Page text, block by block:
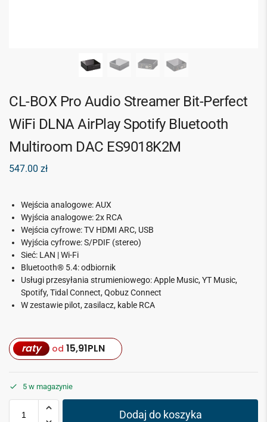
CL-BOX Pro Audio Streamer Bit-Perfect
WiFi DLNA AirPlay Spotify Bluetooth
Multiroom DAC ES9018K2M
547.00 zł
Wejścia analogowe: AUX
Wyjścia analogowe: 2x RCA
Wejścia cyfrowe: TV HDMI ARC, USB
Wyjścia cyfrowe: S/PDIF (stereo)
Sieć: LAN | Wi-Fi
Bluetooth® 5.4: odbiornik
Usługi przesyłania strumieniowego: Apple Music, YT Music,
Spotify, Tidal Connect, Qobuz Connect
W zestawie pilot, zasilacz, kable RCA
raty od 15,91PLN
5 w magazynie
Dodaj do koszyka